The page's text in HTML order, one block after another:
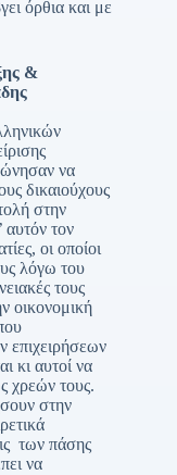
όρθια και με
&
να
δικαιούχους
στην
τον
οι οποίοι
λόγω του
τους
οικονομική
επιχειρήσεων
κι αυτοί να
χρεών τους.
στην
των πάσης
να